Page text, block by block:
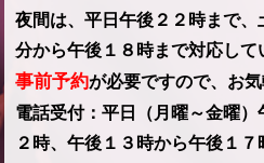
夜間は、平日午後２２時まで、
分から午後１８時まで対応して
事前予約が必要ですので、お
電話受付：平日（月曜～金曜）
２時、午後１３時から午後１